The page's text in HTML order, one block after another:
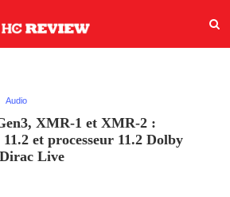
Audio
XMR-1 et XMR-2 :
et processeur 11.2 Dolby
Live